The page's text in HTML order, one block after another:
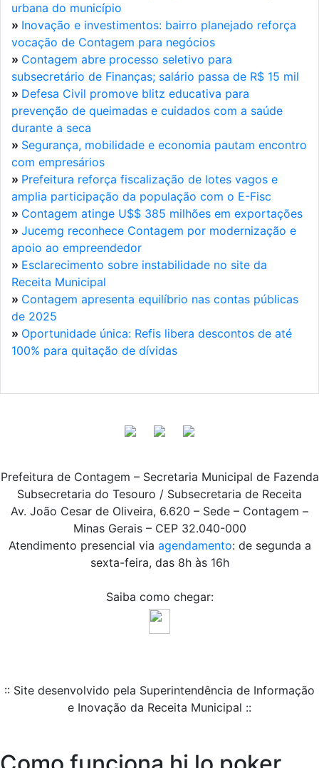
urbana do município
» Inovação e investimentos: bairro planejado reforça
vocação de Contagem para negócios
» Contagem abre processo seletivo para
subsecretário de Finanças; salário passa de R$ 15 mil
» Defesa Civil promove blitz educativa para
prevenção de queimadas e cuidados com a saúde
durante a seca
» Segurança, mobilidade e economia pautam encontro
com empresários
» Prefeitura reforça fiscalização de lotes vagos e
amplia participação da população com o E-Fisc
» Contagem atinge U$$ 385 milhões em exportações
» Jucemg reconhece Contagem por modernização e
apoio ao empreendedor
» Esclarecimento sobre instabilidade no site da
Receita Municipal
» Contagem apresenta equilíbrio nas contas públicas
de 2025
» Oportunidade única: Refis libera descontos de até
100% para quitação de dívidas
Prefeitura de Contagem – Secretaria Municipal de Fazenda
Subsecretaria do Tesouro / Subsecretaria de Receita
Av. João Cesar de Oliveira, 6.620 – Sede – Contagem –
Minas Gerais – CEP 32.040-000
Atendimento presencial via agendamento: de segunda a
sexta-feira, das 8h às 16h
Saiba como chegar:
:: Site desenvolvido pela Superintendência de Informação
e Inovação da Receita Municipal ::